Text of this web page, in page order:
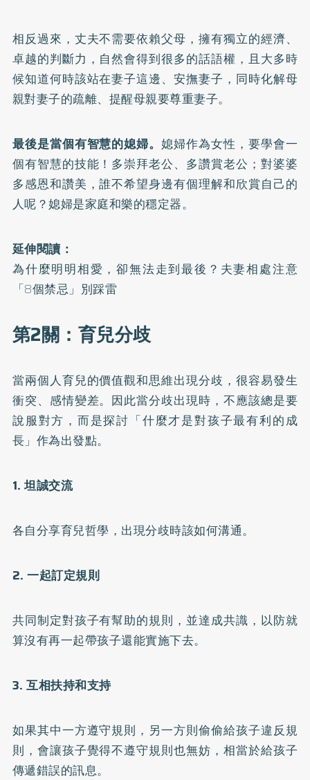
相反過來，丈夫不需要依賴父母，擁有獨立的經濟、
卓越的判斷力，自然會得到很多的話語權，且大多時
候知道何時該站在妻子這邊、安撫妻子，同時化解母
親對妻子的疏離、提醒母親要尊重妻子。
最後是當個有智慧的媳婦。媳婦作為女性，要學會一
個有智慧的技能！多崇拜老公、多讚賞老公；對婆婆
多感恩和讚美，誰不希望身邊有個理解和欣賞自己的
人呢？媳婦是家庭和樂的穩定器。
延伸閱讀：
為什麼明明相愛，卻無法走到最後？夫妻相處注意
「8個禁忌」別踩雷
第2關：育兒分歧
當兩個人育兒的價值觀和思維出現分歧，很容易發生
衝突、感情變差。因此當分歧出現時，不應該總是要
說服對方，而是探討「什麼才是對孩子最有利的成
長」作為出發點。
1. 坦誠交流
各自分享育兒哲學，出現分歧時該如何溝通。
2. 一起訂定規則
共同制定對孩子有幫助的規則，並達成共識，以防就
算沒有再一起帶孩子還能實施下去。
3. 互相扶持和支持
如果其中一方遵守規則，另一方則偷偷給孩子違反規
則，會讓孩子覺得不遵守規則也無妨，相當於給孩子
傳遞錯誤的訊息。